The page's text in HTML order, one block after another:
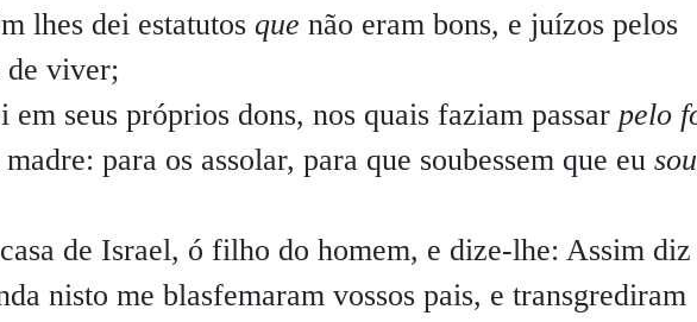
lhes dei estatutos que não eram bons, e juízos pelos
de viver;
em seus próprios dons, nos quais faziam passar pelo
para os assolar, para que soubessem que eu sou
de Israel, ó filho do homem, e dize-lhe: Assim diz
nisto me blasfemaram vossos pais, e transgrediram